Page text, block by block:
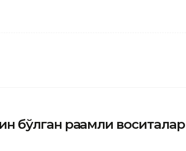
бўлган рақамли воситалар